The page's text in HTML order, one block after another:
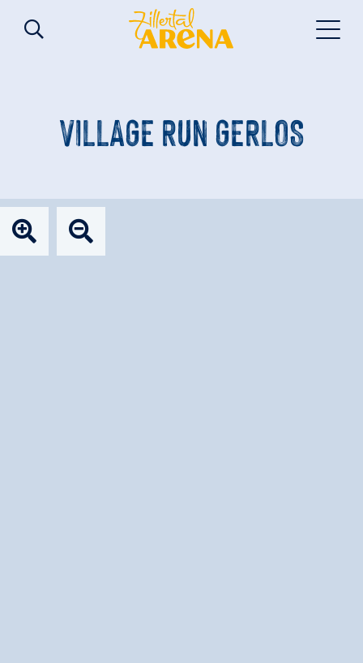
VILLAGE RUN GERLOS